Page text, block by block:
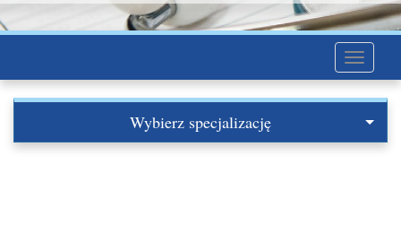
Toggle
Wybierz specjalizację